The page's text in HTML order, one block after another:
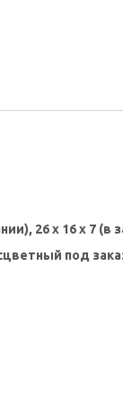
26 х 16 х 7 (в
под